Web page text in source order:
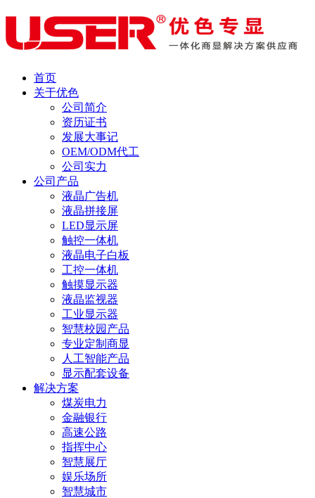
首页
关于优色
公司简介
资历证书
发展大事记
OEM/ODM代工
公司实力
公司产品
液晶广告机
液晶拼接屏
LED显示屏
触控一体机
液晶电子白板
工控一体机
触摸显示器
液晶监视器
工业显示器
智慧校园产品
专业定制商显
人工智能产品
显示配套设备
解决方案
煤炭电力
金融银行
高速公路
指挥中心
智慧展厅
娱乐场所
智慧城市